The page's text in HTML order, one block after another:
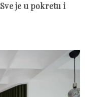
Sve je u pokretu i